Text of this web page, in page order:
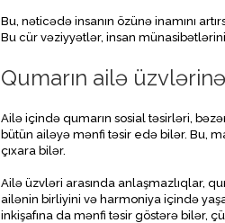
Bu, nəticədə insanın özünə inamını
Bu cür vəziyyətlər, insan
Qumarın ailə
Ailə içində qumarın sosial təsirləri,
bütün ailəyə mənfi təsir edə bilər. Bu,
çıxara bilər.
Ailə üzvləri arasında anlaşmazlıqlar,
ailənin birliyini və harmoniya içində
inkişafına da mənfi təsir göstərə bilər,